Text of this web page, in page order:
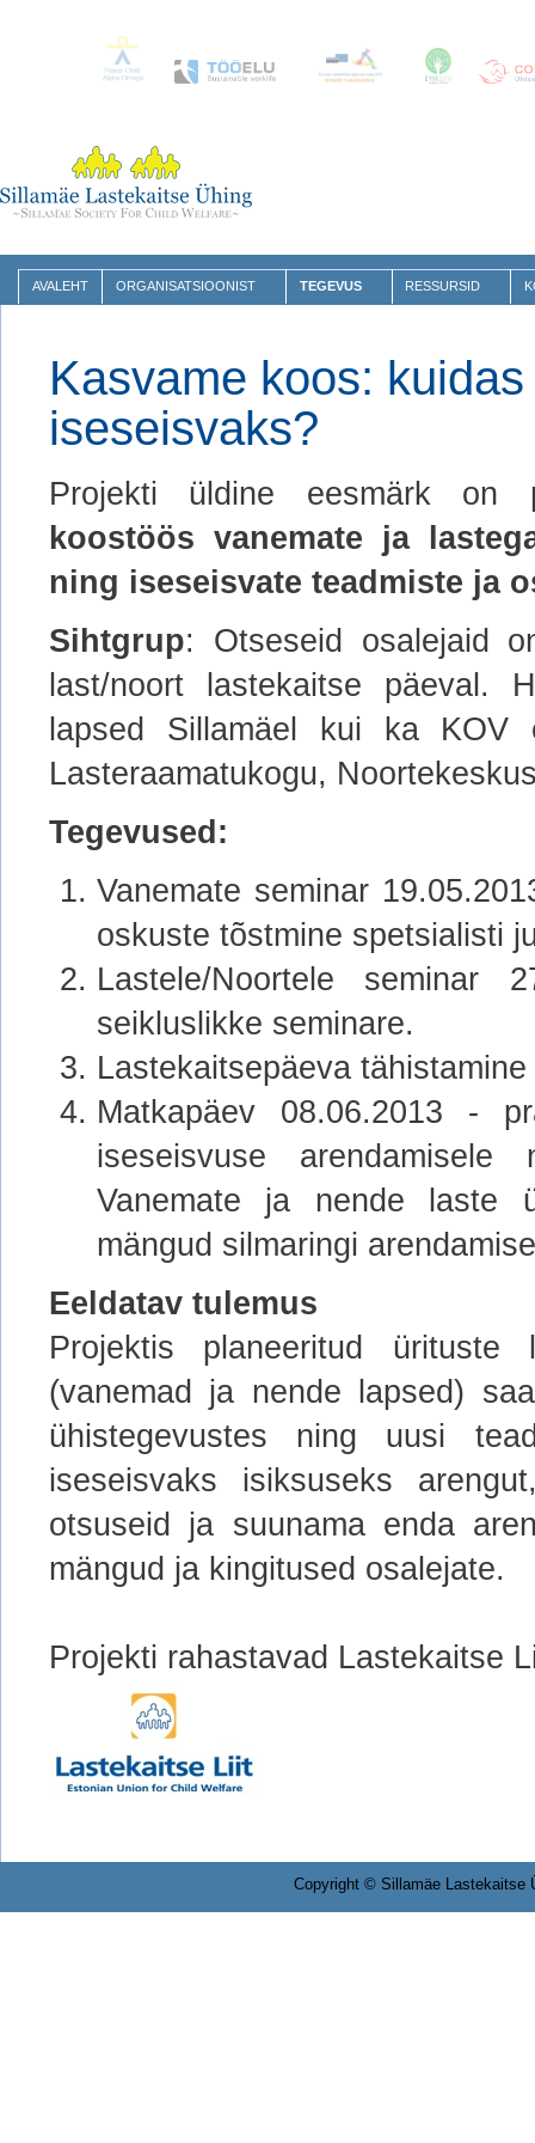
AVALEHT ORGANISATSIOONIST TEGEVUS RESSURSID
Kasvame koos:
iseseisvaks?
Projekti üldine eesmärk on
koostöös vanemate ja
ning iseseisvate teadmiste ja
Sihtgrup: Otseseid osalejaid
last/noort lastekaitse päeval.
lapsed Sillamäel kui ka KOV
Lasteraamatukogu,
Tegevused:
Vanemate seminar
oskuste tõstmine spetsialisti
Lastele/Noortele seminar
seikluslikke seminare.
Lastekaitsepäeva
Matkapäev 08.06.2013 -
iseseisvuse
Vanemate ja nende laste
mängud silmaringi
Eeldatav tulemus
Projektis planeeritud
(vanemad ja nende lapsed)
ühistegevustes ning uusi
iseseisvaks isiksuseks
otsuseid ja suunama enda
mängud ja kingitused osalejate.
Projekti rahastavad Lastekaitse
Copyright © Sillamäe Lastekaitse